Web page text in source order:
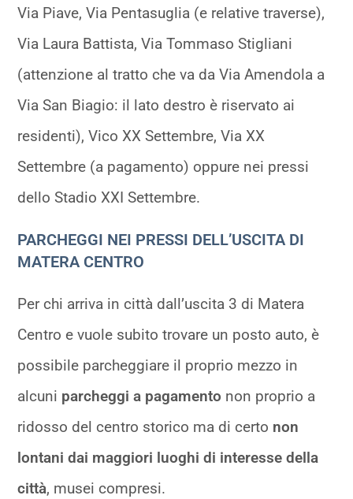
Via Piave, Via Pentasuglia (e relative traverse),
Via Laura Battista, Via Tommaso Stigliani
(attenzione al tratto che va da Via Amendola a
Via San Biagio: il lato destro è riservato ai
residenti), Vico XX Settembre, Via XX
Settembre (a pagamento) oppure nei pressi
dello Stadio XXI Settembre.
PARCHEGGI NEI PRESSI DELL’USCITA DI
MATERA CENTRO
Per chi arriva in città dall’uscita 3 di Matera
Centro e vuole subito trovare un posto auto, è
possibile parcheggiare il proprio mezzo in
alcuni parcheggi a pagamento non proprio a
ridosso del centro storico ma di certo non
lontani dai maggiori luoghi di interesse della
città, musei compresi.